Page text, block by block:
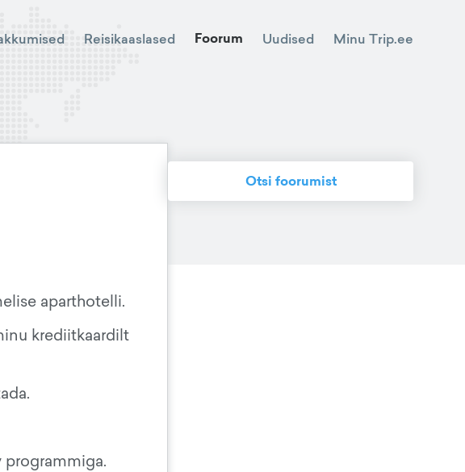
Reisikaaslased Foorum Uudised Minu Trip.ee
aparthotelli.
krediitkaardilt
Otsi foorumist